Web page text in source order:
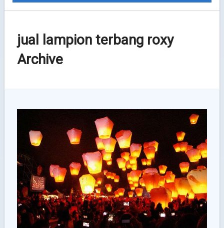
jual lampion terbang roxy
Archive